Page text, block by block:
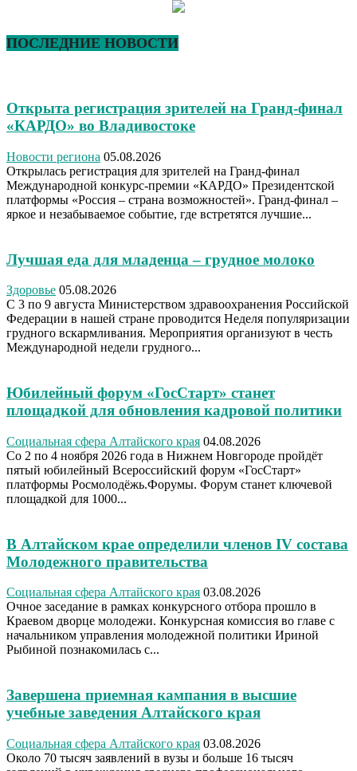
ПОСЛЕДНИЕ НОВОСТИ
Открыта регистрация зрителей на Гранд-финал
«КАРДО» во Владивостоке
Новости региона 05.08.2026
Открылась регистрация для зрителей на Гранд-финал
Международной конкурс-премии «КАРДО» Президентской
платформы «Россия – страна возможностей». Гранд-финал –
яркое и незабываемое событие, где встретятся лучшие...
Лучшая еда для младенца – грудное молоко
Здоровье 05.08.2026
С 3 по 9 августа Министерством здравоохранения Российской
Федерации в нашей стране проводится Неделя популяризации
грудного вскармливания. Мероприятия организуют в честь
Международной недели грудного...
Юбилейный форум «ГосСтарт» станет
площадкой для обновления кадровой политики
Социальная сфера Алтайского края 04.08.2026
Со 2 по 4 ноября 2026 года в Нижнем Новгороде пройдёт
пятый юбилейный Всероссийский форум «ГосСтарт»
платформы Росмолодёжь.Форумы. Форум станет ключевой
площадкой для 1000...
В Алтайском крае определили членов IV состава
Молодежного правительства
Социальная сфера Алтайского края 03.08.2026
Очное заседание в рамках конкурсного отбора прошло в
Краевом дворце молодежи. Конкурсная комиссия во главе с
начальником управления молодежной политики Ириной
Рыбиной познакомилась с...
Завершена приемная кампания в высшие
учебные заведения Алтайского края
Социальная сфера Алтайского края 03.08.2026
Около 70 тысяч заявлений в вузы и больше 16 тысяч